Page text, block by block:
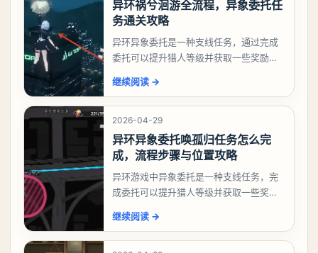
异环祸兮洄游全流程，异象委托任
务通关攻略
异环异象委托是一种支线任务，通过完成
委托可以提升猎人等级并获取一些奖励，
么做，下面就来告诉大家。异环异象委托
祸兮洄游任务攻略
继续阅读 →
2026-04-29
异环异象委托唤孤归任务怎么完
成，流程步骤与位置攻略
异环游戏中异象委托是一种支线任务，完
成委托可以提升猎人等级并获取一些奖
么做，今天游戏熊就来告诉大家。异环异
象委托唤孤归任务攻
继续阅读 →